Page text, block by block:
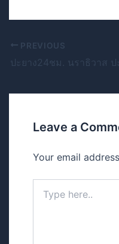
PREVIOUS
Leave a
Your email
here..